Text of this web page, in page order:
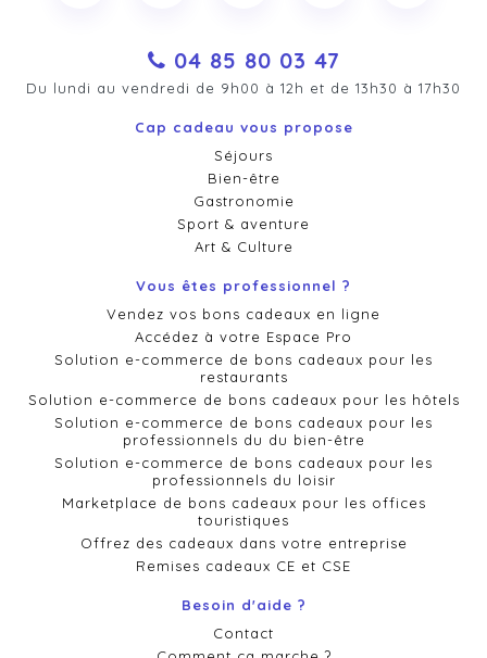
04 85 80 03 47
Du lundi au vendredi de 9h00 à 12h et de 13h30 à 17h30
Cap cadeau vous propose
Séjours
Bien-être
Gastronomie
Sport & aventure
Art & Culture
Vous êtes professionnel ?
Vendez vos bons cadeaux en ligne
Accédez à votre Espace Pro
Solution e-commerce de bons cadeaux pour les
restaurants
Solution e-commerce de bons cadeaux pour les hôtels
Solution e-commerce de bons cadeaux pour les
professionnels du du bien-être
Solution e-commerce de bons cadeaux pour les
professionnels du loisir
Marketplace de bons cadeaux pour les offices
touristiques
Offrez des cadeaux dans votre entreprise
Remises cadeaux CE et CSE
Besoin d'aide ?
Contact